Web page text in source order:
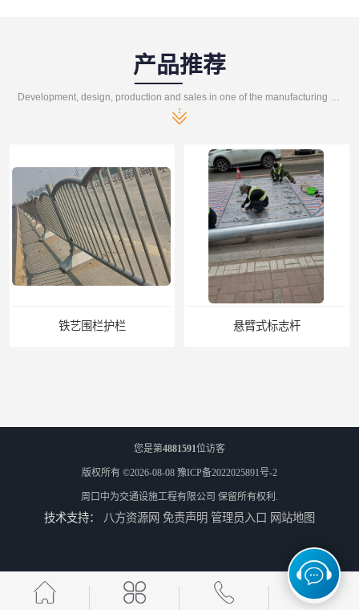
产品推荐
Development, design, production and sales in one of the manufacturing enterprises
悬臂式标志杆 F型悬臂式交通标志杆
您是第4881591位访客
版权所有 ©2026-08-08 豫ICP备2022025891号-2
周口中为交通设施工程有限公司 保留所有权利.
技术支持： 八方资源网 免责声明 管理员入口 网站地图